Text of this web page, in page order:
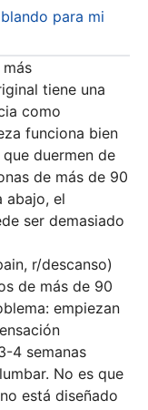
para mi
tiene una
como
funciona bien
duermen de
de más de 90
abajo, el
ser demasiado
r/descanso)
de más de 90
empiezan
4 semanas
No es que
está diseñado